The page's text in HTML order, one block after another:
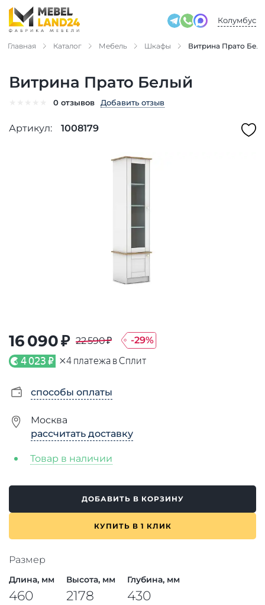
Колумбус
Главная Каталог Мебель Шкафы Витрина Прато
Витрина Прато Белый
0 отзывов Добавить отзыв
Артикул: 1008179
16 090 ₽ 22 590 ₽ -29%
4 023 ₽ ×4 платежа в Сплит
способы оплаты
Москва
рассчитать доставку
Товар в наличии
ДОБАВИТЬ В КОРЗИНУ
КУПИТЬ В 1 КЛИК
Размер
Длина, мм
460
Высота, мм
2178
Глубина, мм
430